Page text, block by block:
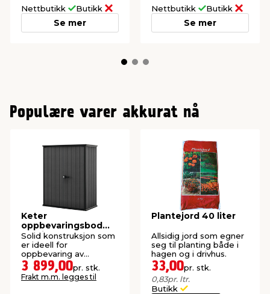
Nettbutikk Butikk
Se mer
Nettbutikk Butikk
Se mer
Populære varer akkurat nå
Keter
oppbevaringsbod
Cortina Alto
Solid konstruksjon som
er ideell for
oppbevaring av
hageredskaper, puter
og annet utstyr.
3 899,00pr. stk.
Frakt m.m. legges til
Plantejord 40 liter
Allsidig jord som egner
seg til planting både i
hagen og i drivhus.
33,00pr. stk.
0,83pr. ltr.
Butikk